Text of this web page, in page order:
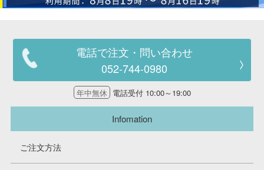
電話で注文・問い合わせ
052-744-0980
年中無休 電話受付 10:00～19:00
Infomation
ご注文方法